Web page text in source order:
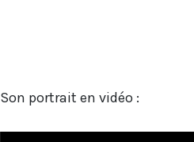
Son portrait en vidéo :